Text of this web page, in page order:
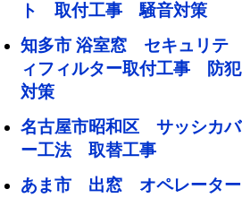
ト 取付工事 騒音対策
知多市 浴室窓 セキュリテ
ィフィルター取付工事 防犯
対策
名古屋市昭和区 サッシカバ
ー工法 取替工事
あま市 出窓 オペレーター